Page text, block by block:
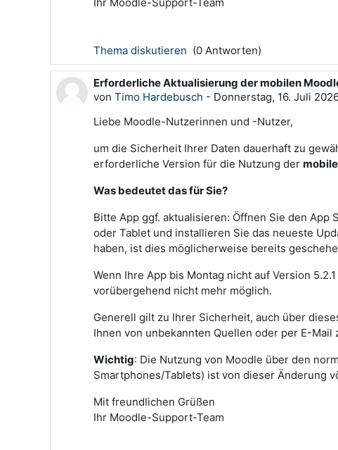
Thema diskutieren (0 Antworten)
Erforderliche Aktualisierung der mobilen
von Timo Hardebusch - Donnerstag, 16. Juli
Liebe Moodle-Nutzerinnen und -Nutzer,
um die Sicherheit Ihrer Daten dauerhaft zu
erforderliche Version für die Nutzung der
Was bedeutet das für Sie?
Bitte App ggf. aktualisieren: Öffnen Sie den App
oder Tablet und installieren Sie das neueste
haben, ist dies möglicherweise bereits
Wenn Ihre App bis Montag nicht auf Version
vorübergehend nicht mehr möglich.
Generell gilt zu Ihrer Sicherheit, auch über
Ihnen von unbekannten Quellen oder per E-Mail
Wichtig: Die Nutzung von Moodle über den
Smartphones/Tablets) ist von dieser Änderung
Mit freundlichen Grüßen
Ihr Moodle-Support-Team